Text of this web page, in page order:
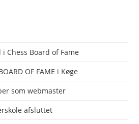
Chess Board of Fame
OF FAME i Køge
som webmaster
afsluttet